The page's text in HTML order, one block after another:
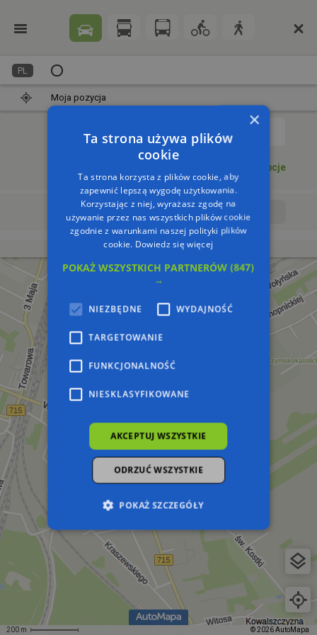
200 m © 2026 AutoMapa
PL
Moja pozycja
Opcje
Wyrusz teraz Wyrusz o:
×
Ta strona używa plików
cookie
Ta strona korzysta z plików cookie, aby
zapewnić lepszą wygodę użytkowania.
Korzystając z niej, wyrażasz zgodę na
używanie przez nas wszystkich plików cookie
zgodnie z warunkami naszej polityki plików
cookie. Dowiedz się więcej
POKAŻ WSZYSTKICH PARTNERÓW(847)
→
NIEZBĘDNE WYDAJNOŚĆ
TARGETOWANIE
FUNKCJONALNOŚĆ
NIESKLASYFIKOWANE
AKCEPTUJ WSZYSTKIE
ODRZUĆ WSZYSTKIE
POKAŻ SZCZEGÓŁY
Niezbędne Wydajność
Targetowanie
Funkcjonalność
Niesklasyfikowane
Niezbędne pliki cookie umożliwiają korzystanie z
podstawowych funkcji strony internetowej,
takich jak logowanie użytkownika i zarządzanie